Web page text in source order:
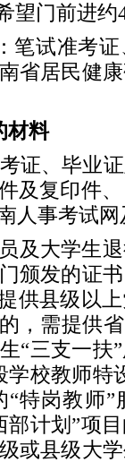
望门前进约
笔试准考
省居民健
材料
证、毕业
及复印件
人事考试
及大学生
颁发的证
供县级以
，需提供
“三支一扶
校教师特
特岗教师
计划”项
或县级大